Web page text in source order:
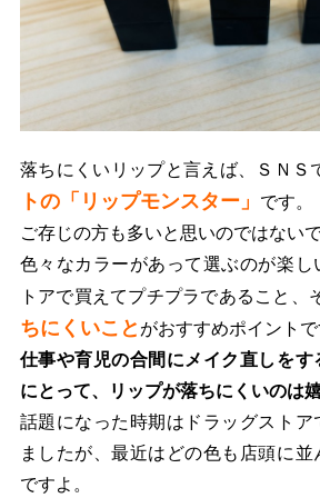
落ちにくいリップと言えば、ＳＮＳ
トの「リップモンスター」
です。
ご存じの方も多いと思いのではない
色々なカラーがあって選ぶのが楽し
トアで買えてプチプラであること、
ちにくいこと がおすすめポイントで
仕事や育児の合間にメイク直しをす
にとって、リップが落ちにくいのは
話題になった時期はドラッグストア
ましたが、最近はどの色も店頭に
ですよ。